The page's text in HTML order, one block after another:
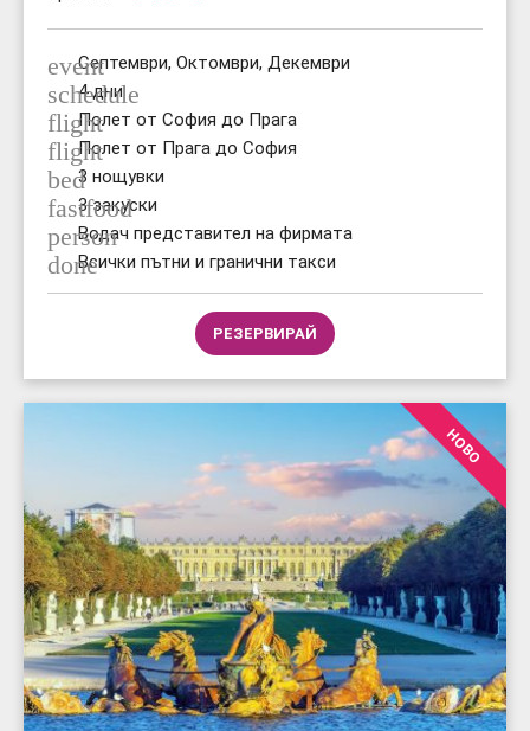
event
Септември, Октомври, Декември
schedule
4 дни
flightПолет от София до Прага
flightПолет от Прага до София
bed3 нощувки
fastfood
3 закуски
person
Водач представител на фирмата
doneВсички пътни и гранични такси
РЕЗЕРВИРАЙ
НОВО